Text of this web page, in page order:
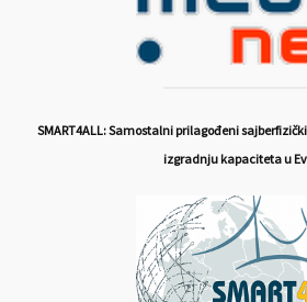
SMART4ALL: Samostalni prilagođeni
izgradnju kapaciteta u